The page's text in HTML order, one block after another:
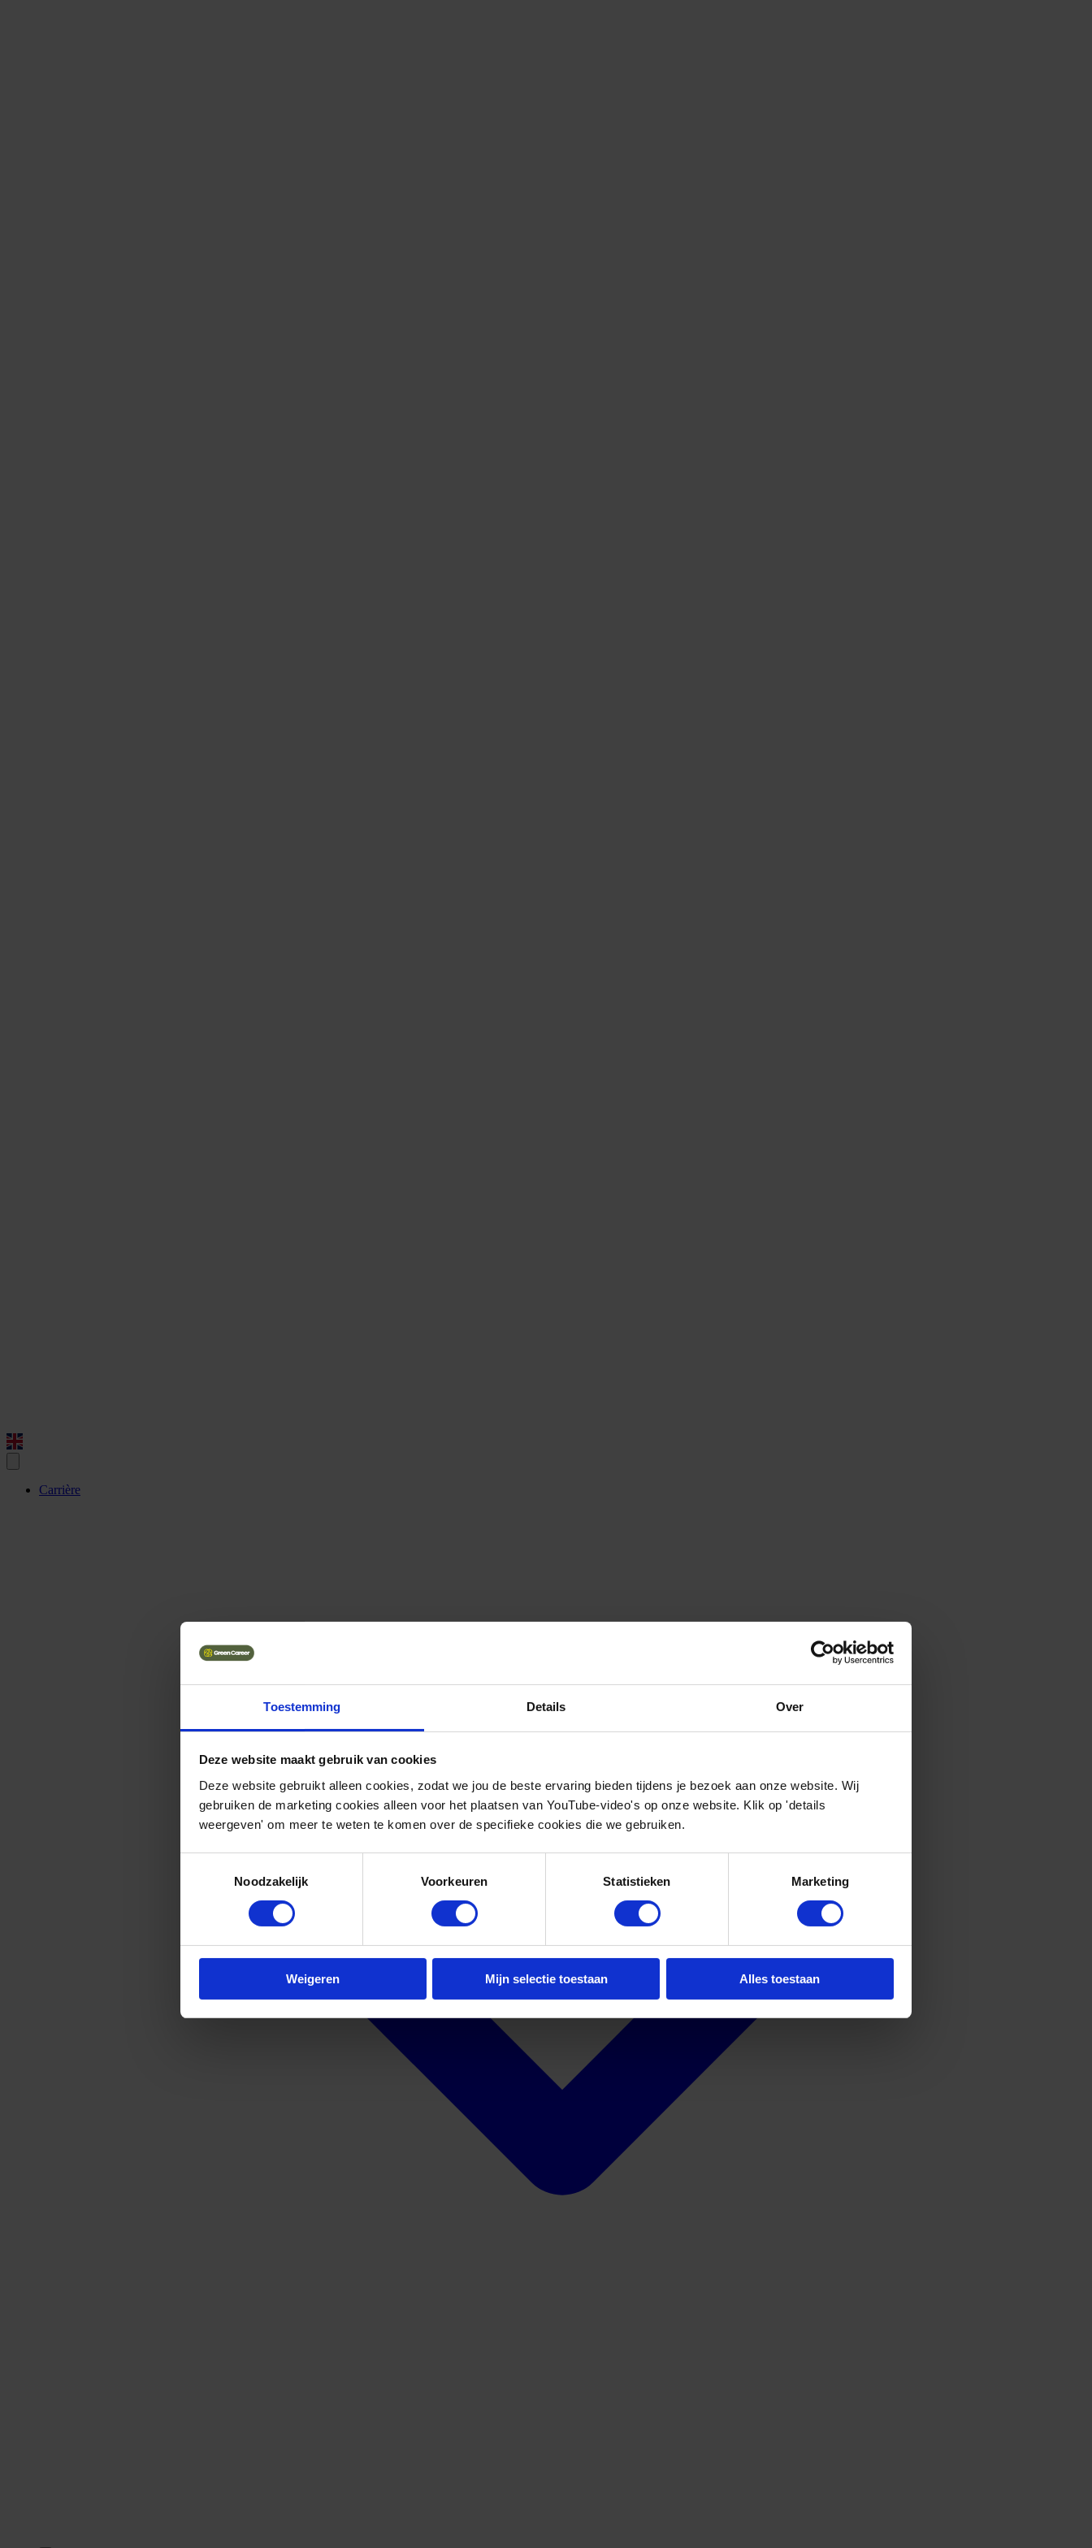
Toestemming Details Over
Deze website maakt gebruik van cookies
Deze website gebruikt alleen cookies, zodat we jou de beste ervaring bieden tijdens je bezoek aan onze website. Wij
gebruiken de marketing cookies alleen voor het plaatsen van YouTube-video's op onze website. Klik op 'details
weergeven' om meer te weten te komen over de specifieke cookies die we gebruiken.
Noodzakelijk
Voorkeuren Statistieken Marketing
Weigeren Mijn selectie toestaan Alles toestaan
Carrière